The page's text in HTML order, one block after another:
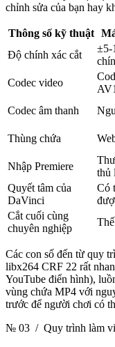
chỉnh sửa của bạn hay
Thông số kỹ thuật
Độ chính xác cắt
±5-
Codec video
Codec âm thanh
Thùng chứa
Nhập Premiere
thủ
Quyết tâm của
DaVinci
Có
Cắt cuối cùng
chuyên nghiệp
Các con số đến từ quy
libx264 CRF 22 rất
YouTube điển hình),
vùng chứa MP4 với
trước để người chơi có
№ 03 / Quy trình làm